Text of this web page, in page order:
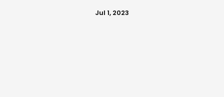
Jul 1, 2023